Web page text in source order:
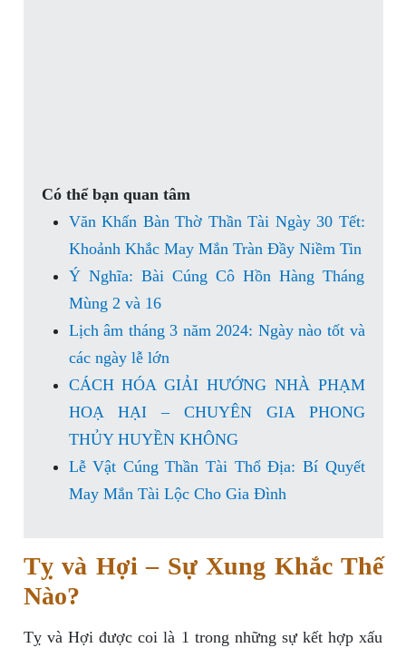
Có thể bạn quan tâm
Văn Khấn Bàn Thờ Thần Tài Ngày 30 Tết:
Khoảnh Khắc May Mắn Tràn Đầy Niềm Tin
Ý Nghĩa: Bài Cúng Cô Hồn Hàng Tháng
Mùng 2 và 16
Lịch âm tháng 3 năm 2024: Ngày nào tốt và
các ngày lễ lớn
CÁCH HÓA GIẢI HƯỚNG NHÀ PHẠM
HOẠ HẠI – CHUYÊN GIA PHONG
THỦY HUYỀN KHÔNG
Lễ Vật Cúng Thần Tài Thổ Địa: Bí Quyết
May Mắn Tài Lộc Cho Gia Đình
Tỵ và Hợi – Sự Xung Khắc Thế
Nào?
Tỵ và Hợi được coi là 1 trong những sự kết hợp xấu